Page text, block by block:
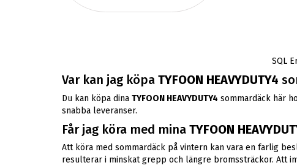
SQL
Var kan jag köpa TYFOON HEAVYDUTY4
Du kan köpa dina TYFOON HEAVYDUTY4 sommardäck här
snabba leveranser.
Får jag köra med mina TYFOON
Att köra med sommardäck på vintern kan vara en farlig
resulterar i minskat grepp och längre bromssträckor. Att